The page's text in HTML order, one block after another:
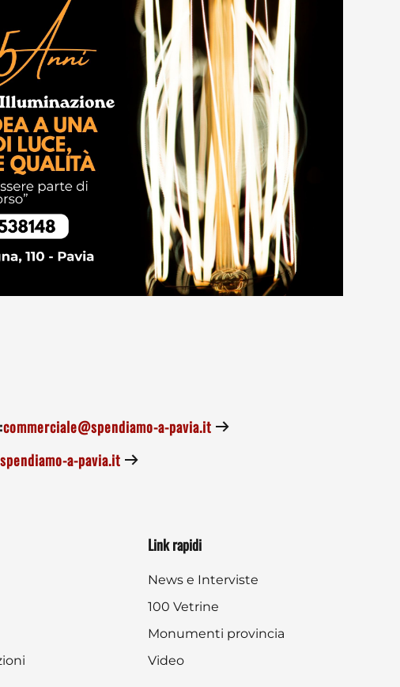
commerciale@spendiamo-a-pavia.it
a-pavia.it
Link rapidi
News e Interviste
100 Vetrine
Monumenti provincia
Video